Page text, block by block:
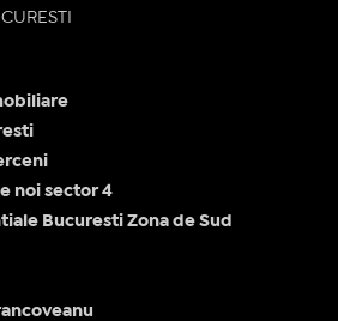
noi sector 4
Bucuresti Zona de Sud